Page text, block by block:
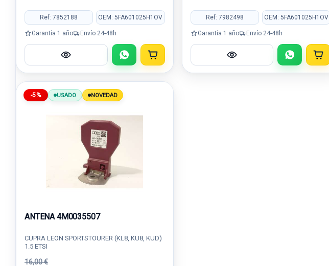
Ref: 7852188 OEM: 5FA601025H1OV
Garantía 1 año Envío 24-48h
Ref: 7982498 OEM: 5FA601025H1OV
Garantía 1 año Envío 24-48h
-5% USADO NOVEDAD
ANTENA 4M0035507
CUPRA LEON SPORTSTOURER (KL8, KU8, KUD)
1.5 ETSI
16,00 €